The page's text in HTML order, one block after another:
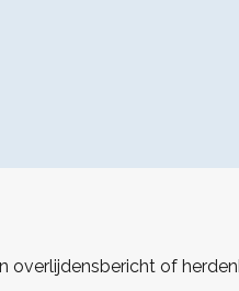
overlijdensbericht of